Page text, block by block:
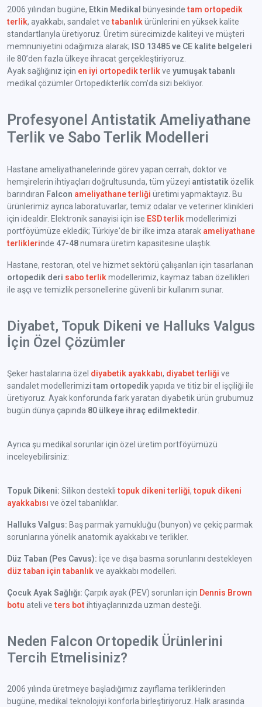
2006 yılından bugüne, Etkin Medikal bünyesindetam ortopedik
terlik, ayakkabı, sandalet vetabanlık ürünlerini en yüksek kalite
standartlarıyla üretiyoruz. Üretim sürecimizde kaliteyi ve müşteri
memnuniyetini odağımıza alarak; ISO 13485 ve CE kalite belgeleri
ile 80’den fazla ülkeye ihracat gerçekleştiriyoruz.
Ayak sağlığınız için en iyi ortopedik terlik ve yumuşak tabanlı
medikal çözümler Ortopedikterlik.com'da sizi bekliyor.
Profesyonel Antistatik Ameliyathane
Terlik ve Sabo Terlik Modelleri
Hastane ameliyathanelerinde görev yapan cerrah, doktor ve
hemşirelerin ihtiyaçları doğrultusunda, tüm yüzeyi antistatik özellik
barındıran Falcon ameliyathane terliği üretimi yapmaktayız. Bu
ürünlerimiz ayrıca laboratuvarlar, temiz odalar ve veteriner klinikleri
için idealdir. Elektronik sanayisi için ise ESD terlik modellerimizi
portföyümüze ekledik; Türkiye'de bir ilke imza atarak ameliyathane
terliklerinde 47-48numara üretim kapasitesine ulaştık.
Hastane, restoran, otel ve hizmet sektörü çalışanları için tasarlanan
ortopedik deri sabo terlik modellerimiz, kaymaz taban özellikleri
ile aşçı ve temizlik personellerine güvenli bir kullanım sunar.
Diyabet, Topuk Dikeni ve Halluks Valgus
İçin Özel Çözümler
Şeker hastalarına özel diyabetik ayakkabı, diyabet terliği ve
sandalet modellerimizi tam ortopedik yapıda ve titiz bir el işçiliği ile
üretiyoruz. Ayak konforunda fark yaratan diyabetik ürün grubumuz
bugün dünya çapında 80 ülkeye ihraç edilmektedir
Ayrıca şu medikal sorunlar için özel üretim portföyümüzü
inceleyebilirsiniz:
Topuk Dikeni: Silikon desteklitopuk dikeni terliği,topuk dikeni
ayakkabısı ve özel tabanlıklar.
Halluks Valgus: Baş parmak yamukluğu (bunyon) ve çekiç parmak
sorunlarına yönelik anatomik ayakkabı ve terlikler.
Düz Taban (Pes Cavus): İçe ve dışa basma sorunlarını destekleyen
düz taban için tabanlık ve ayakkabı modelleri.
Çocuk Ayak Sağlığı: Çarpık ayak (PEV) sorunları için Dennis Brown
botu ateli veters bot ihtiyaçlarınızda uzman desteği.
Neden Falcon Ortopedik Ürünlerini
Tercih Etmelisiniz?
2006 yılında üretmeye başladığımız zayıflama terliklerinden
bugüne, medikal teknolojiyi konforla birleştiriyoruz. Halk arasında